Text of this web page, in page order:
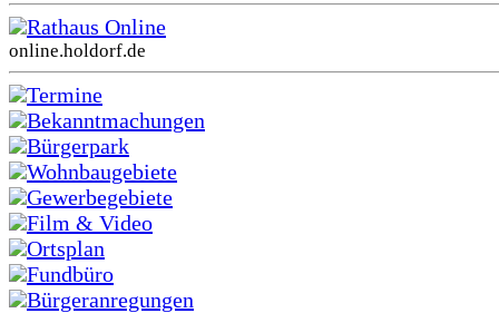
Rathaus Online
online.holdorf.de
Termine
Bekanntmachungen
Bürgerpark
Wohnbaugebiete
Gewerbegebiete
Film & Video
Ortsplan
Fundbüro
Bürgeranregungen